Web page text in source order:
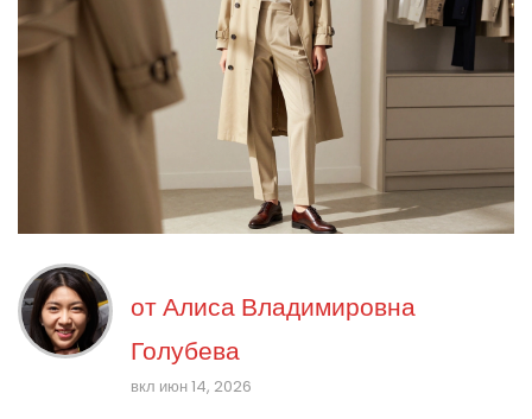
отАлиса Владимировна
Голубева
вкл июн 14, 2026